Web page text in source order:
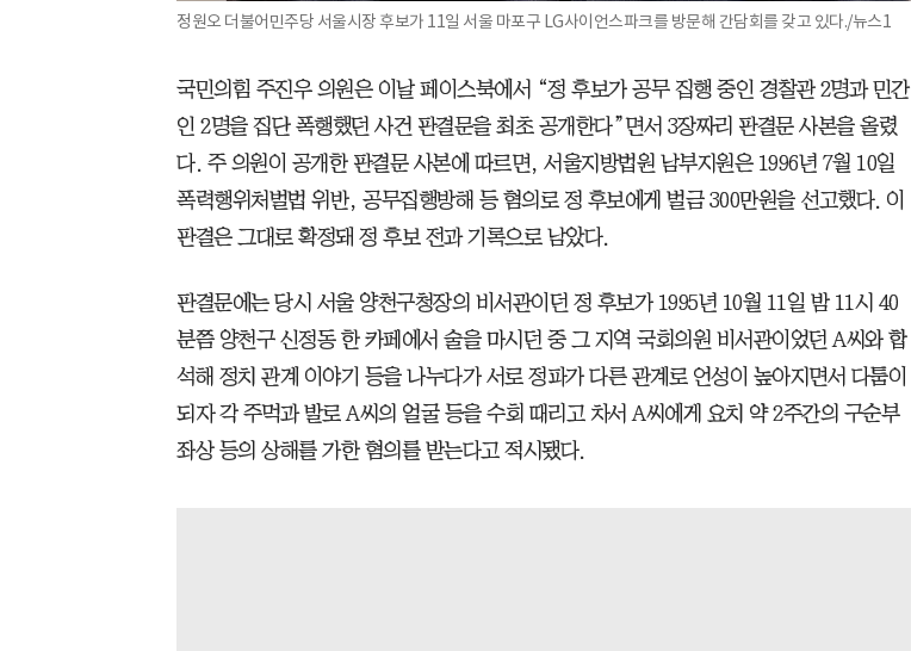
정원오 더불어민주당 서울시장 후보가 11일 서울 마포구 LG사이언스파크를 방문해 간담회를 갖고 있다./뉴스1
국민의힘 주진우 의원은 이날 페이스북에서 “정 후보가 공무 집행 중인 경찰관 2명과 민간
인 2명을 집단 폭행했던 사건 판결문을 최초 공개한다”면서 3장짜리 판결문 사본을 올렸
다. 주 의원이 공개한 판결문 사본에 따르면, 서울지방법원 남부지원은 1996년 7월 10일
폭력행위처벌법 위반, 공무집행방해 등 혐의로 정 후보에게 벌금 300만원을 선고했다. 이
판결은 그대로 확정돼 정 후보 전과 기록으로 남았다.
판결문에는 당시 서울 양천구청장의 비서관이던 정 후보가 1995년 10월 11일 밤 11시 40
분쯤 양천구 신정동 한 카페에서 술을 마시던 중 그 지역 국회의원 비서관이었던 A씨와 합
석해 정치 관계 이야기 등을 나누다가 서로 정파가 다른 관계로 언성이 높아지면서 다툼이
되자 각 주먹과 발로 A씨의 얼굴 등을 수회 때리고 차서 A씨에게 요치 약 2주간의 구순부
좌상 등의 상해를 가한 혐의를 받는다고 적시됐다.